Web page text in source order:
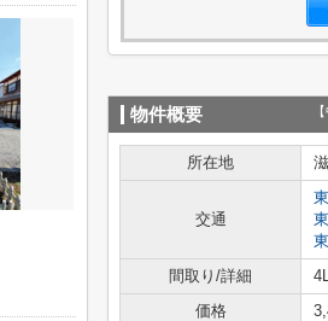
物件概要
所在地
交通
間取り/詳細
価格